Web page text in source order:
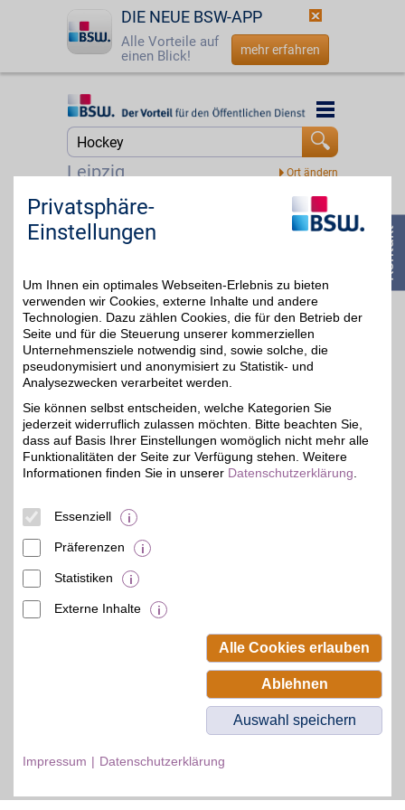
DIE NEUE BSW-APP
Alle Vorteile auf
einen Blick!
mehr erfahren
Startseite
Jetzt BSW-Mitglied werden
☎ 0800 - 279 25 82
Leipzig
Startseite
Suche
DAZN Gutschein
bis zu 20€
DAZN
Mit dem Livesport-
Streamingdienst über
8.000
Sportübertragungen pro
Jahr erleben: von zu
Hause, unterwegs,
zeitversetzt oder im
Rückblick. Jetzt das
umfangreiche
Sportangebot genießen
und BSW-Vorteil sichern.
© BSW Verbraucher-Service
Alle Rechte vorbehalten.
Privatsphäre-
Einstellungen
Um Ihnen ein optimales Webseiten-Erlebnis zu bieten
verwenden wir Cookies, externe Inhalte und andere
Technologien. Dazu zählen Cookies, die für den Betrieb der
Seite und für die Steuerung unserer kommerziellen
Unternehmensziele notwendig sind, sowie solche, die
pseudonymisiert und anonymisiert zu Statistik- und
Analysezwecken verarbeitet werden.
Sie können selbst entscheiden, welche Kategorien Sie
jederzeit widerruflich zulassen möchten. Bitte beachten Sie,
dass auf Basis Ihrer Einstellungen womöglich nicht mehr alle
Funktionalitäten der Seite zur Verfügung stehen. Weitere
Informationen finden Sie in unserer Datenschutzerklärung
Essenziell
Präferenzen
Statistiken
Externe Inhalte
Alle Cookies erlauben
Ablehnen
Auswahl speichern
Impressum Datenschutzerklärung